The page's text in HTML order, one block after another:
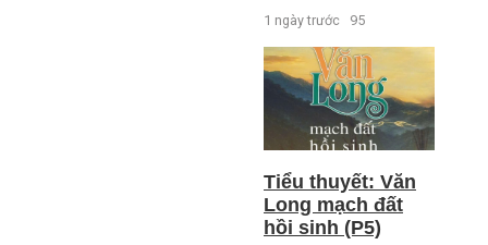
1 ngày trước 95
Tiểu thuyết: Văn
Long mạch đất
hồi sinh (P5)